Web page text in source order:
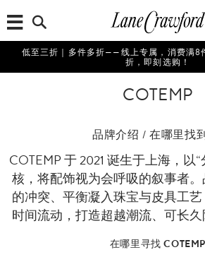
低至三折｜多件多折——线上专属，消费满8
折，即刻选购！
COTEMP
品牌介绍 / 在哪里找
COTEMP 于 2021 诞生于上海，以
核，将配饰视为会呼吸的叙事者
的冲突、平衡凝入珠宝与皮具工
时间流动，打造超越潮流、可长久
在哪里寻找 COTEMP